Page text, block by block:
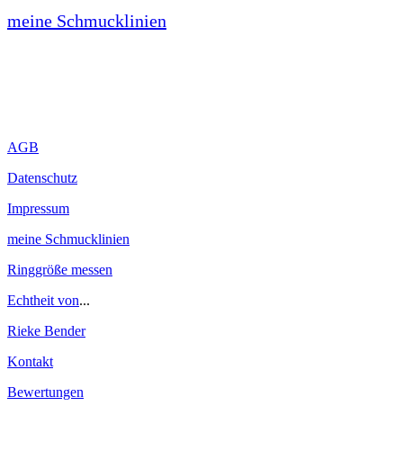
meine Schmucklinien
AGB
Datenschutz
Impressum
meine Schmucklinien
Ringgröße messen
Echtheit von...
Rieke Bender
Kontakt
Bewertungen